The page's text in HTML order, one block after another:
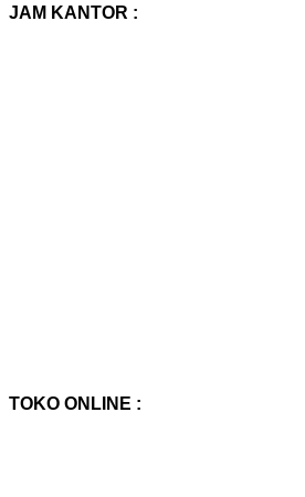
JAM KANTOR :
TOKO ONLINE :